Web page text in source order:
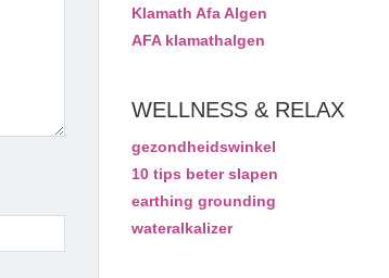
Klamath Afa Algen
AFA klamathalgen
WELLNESS & RELAX
gezondheidswinkel
10 tips beter slapen
earthing grounding
wateralkalizer